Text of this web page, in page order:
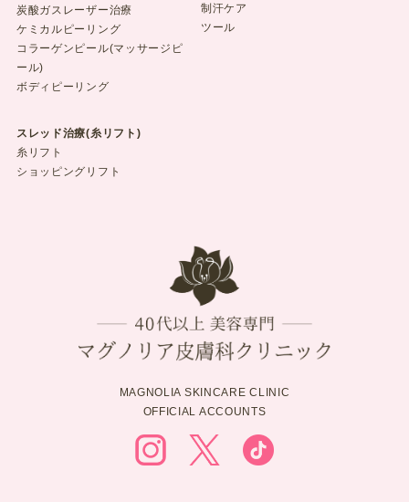
炭酸ガスレーザー治療
ケミカルピーリング
コラーゲンピール(マッサージピ
ール)
ボディピーリング
スレッド治療(糸リフト)
糸リフト
ショッピングリフト
制汗ケア
ツール
MAGNOLIA SKINCARE CLINIC
OFFICIAL ACCOUNTS